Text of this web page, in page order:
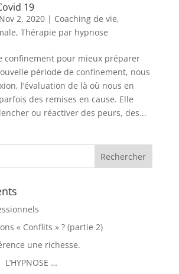
19
Nov 2, 2020| Coaching de vie,
, Thérapie par hypnose
confinement pour mieux préparer
période de confinement, nous
l’évaluation de là où nous en
des remises en cause. Elle
ou réactiver des peurs, des...
« Conflits » ? (partie 2)
une richesse.
…